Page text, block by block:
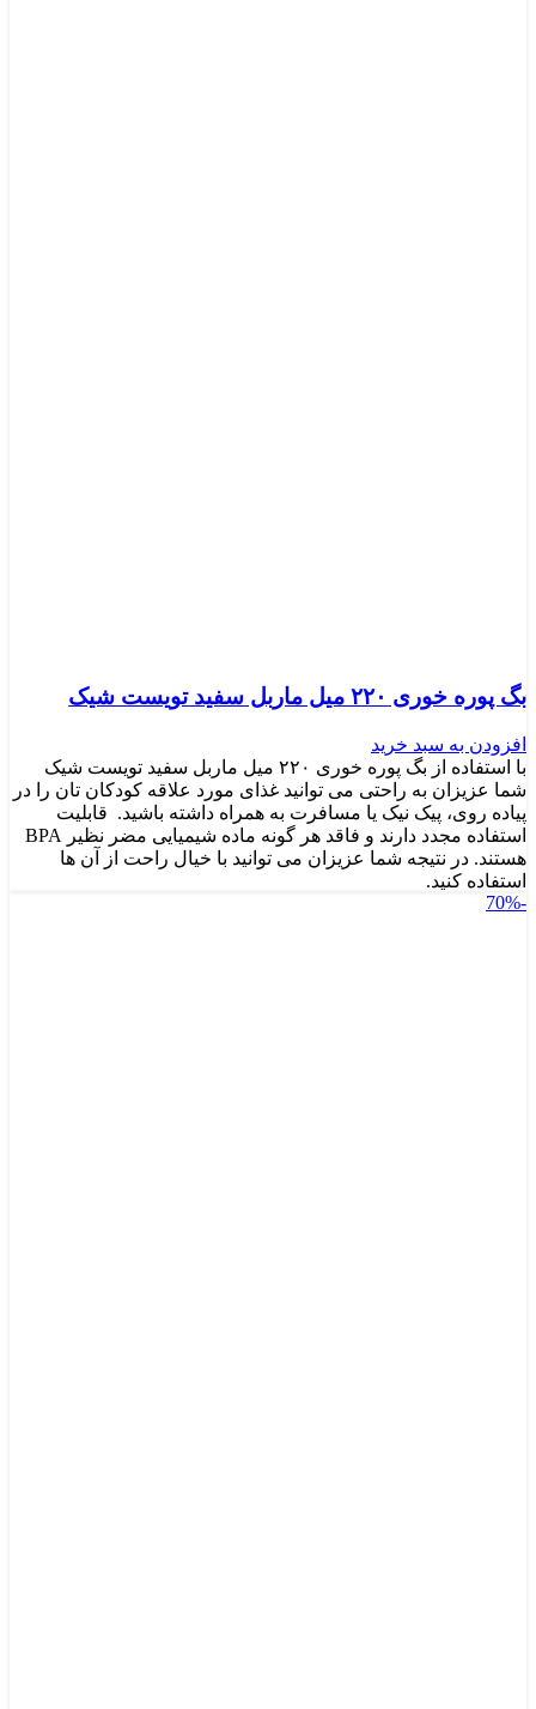
بگ پوره خوری ۲۲۰ میل ماربل سفید تویست شیک
افزودن به سبد خرید
با استفاده از بگ پوره خوری ۲۲۰ میل ماربل سفید تویست شیک
شما عزیزان به راحتی می توانید غذای مورد علاقه کودکان تان را در
پیاده روی، پیک نیک یا مسافرت به همراه داشته باشید. قابلیت
استفاده مجدد دارند و فاقد هر گونه ماده شیمیایی مضر نظیر BPA
هستند. در نتیجه شما عزیزان می توانید با خیال راحت از آن ها
استفاده کنید.
-70%